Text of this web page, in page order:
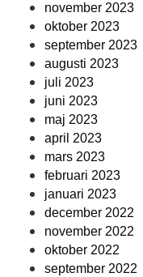
november 2023
oktober 2023
september 2023
augusti 2023
juli 2023
juni 2023
maj 2023
april 2023
mars 2023
februari 2023
januari 2023
december 2022
november 2022
oktober 2022
september 2022